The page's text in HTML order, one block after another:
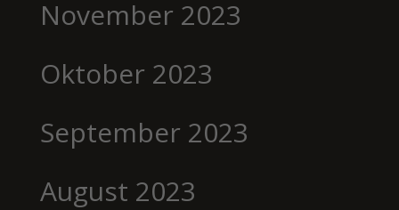
November 2023
Oktober 2023
September 2023
August 2023